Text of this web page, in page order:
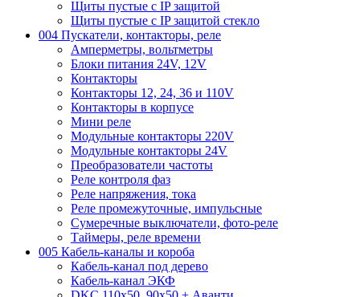
Щиты пустые с IP защитой
Щиты пустые с IP защитой стекло
004 Пускатели, контакторы, реле
Амперметры, вольтметры
Блоки питания 24V, 12V
Контакторы
Контакторы 12, 24, 36 и 110V
Контакторы в корпусе
Мини реле
Модульные контакторы 220V
Модульные контакторы 24V
Преобразователи частоты
Реле контроля фаз
Реле напряжения, тока
Реле промежуточные, импульсные
Сумеречные выключатели, фото-реле
Таймеры, реле времени
005 Кабель-каналы и короба
Кабель-канал под дерево
Кабель-канал ЭКФ